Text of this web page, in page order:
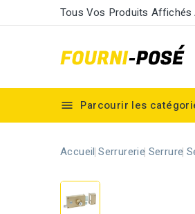
Tous Vos Produits Affichés
 Parcourir les
Accueil Serrurerie Serrure